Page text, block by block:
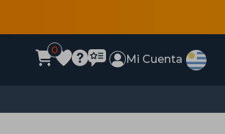
0
Mi Cuenta